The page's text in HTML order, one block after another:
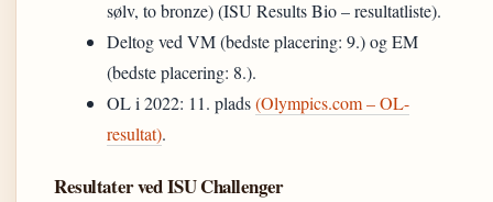
sølv, to bronze) (ISU Results Bio – resultatliste).
Deltog ved VM (bedste placering: 9.) og EM
(bedste placering: 8.).
OL i 2022: 11. plads(Olympics.com – OL-
resultat).
Resultater ved ISU Challenger